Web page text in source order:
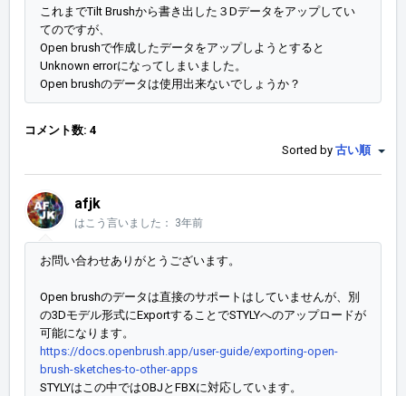
これまでTilt Brushから書き出した３Dデータをアップしてい
てのですが、
Open brushで作成したデータをアップしようとすると
Unknown errorになってしまいました。
Open brushのデータは使用出来ないでしょうか？
コメント数: 4
Sorted by 古い順
afjk
はこう言いました： 3年前
お問い合わせありがとうございます。
Open brushのデータは直接のサポートはしていませんが、別
の3Dモデル形式にExportすることでSTYLYへのアップロードが
可能になります。
https://docs.openbrush.app/user-guide/exporting-open-
brush-sketches-to-other-apps
STYLYはこの中ではOBJとFBXに対応しています。